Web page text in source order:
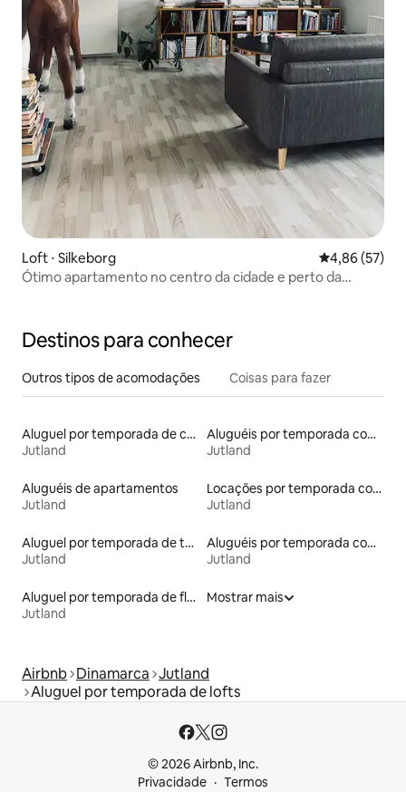
Loft ⋅ Silkeborg 4,86 de uma
4,86 (57)
Ótimo apartamento no centro da cidade e perto da
Destinos para conhecer
Outros tipos de acomodações Coisas para fazer
Aluguel por temporada de casas-barco
Jutland
Aluguéis por temporada com suítes privativas
Jutland
Aluguéis de apartamentos
Jutland
Locações por temporada com piscina
Jutland
Aluguel por temporada de tendas
Jutland
Aluguéis por temporada com acesso à praia
Jutland
Aluguel por temporada de flats
Jutland
Mostrar mais
Airbnb Dinamarca Jutland
Aluguel por temporada de lofts
© 2026 Airbnb, Inc.
Privacidade
Termos